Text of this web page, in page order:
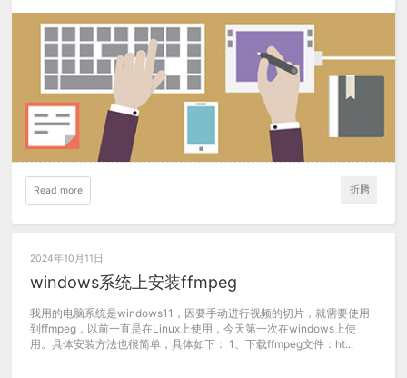
Read more 折腾
2024年10月11日
windows系统上安装ffmpeg
我用的电脑系统是windows11，因要手动进行视频的切片，就需要使用
到ffmpeg，以前一直是在Linux上使用，今天第一次在windows上使
用。具体安装方法也很简单，具体如下： 1、下载ffmpeg文件：ht...